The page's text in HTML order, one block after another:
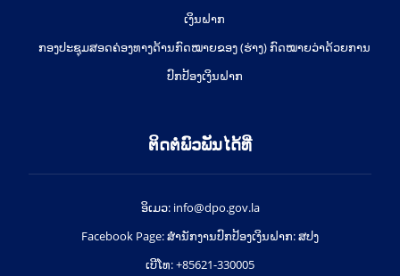
ເງິນຝາກ
ກອງປະຊຸມສອດຄ່ອງທາງດ້ານກົດໝາຍຂອງ (ຮ່າງ) ກົດໝາຍວ່າດ້ວຍການ
ປົກປ້ອງເງິນຝາກ
ຕິດຕໍ່ພົວພັນໄດ້ທີ່
ອິເມວ: info@dpo.gov.la
Facebook Page: ສໍານັກງານປົກປ້ອງເງິນຝາກ: ສປງ
ເບີໂທ: +85621-330005